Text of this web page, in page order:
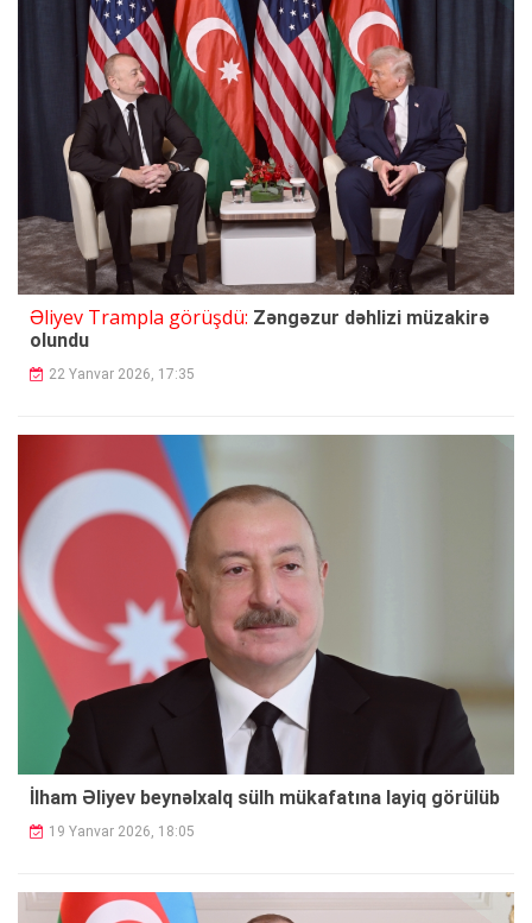
Əliyev Trampla görüşdü: Zəngəzur dəhlizi müzakirə
olundu
22 Yanvar 2026, 17:35
İlham Əliyev beynəlxalq sülh mükafatına layiq görülüb
19 Yanvar 2026, 18:05